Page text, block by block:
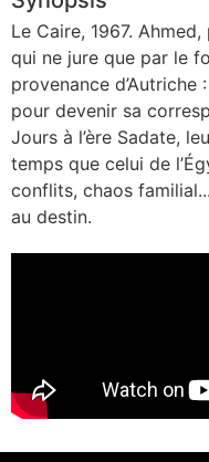
Le Caire, 1967.
qui ne jure que par le
provenance
pour devenir sa
Jours à l’ère Sadate,
temps que celui de
conflits, chaos
au destin.